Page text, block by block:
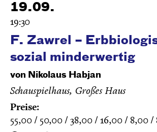
19.09.
19:30
F. Zawrel –
sozial minderwertig
von Nikolaus Habjan
Schauspielhaus, Großes Haus
Preise:
55,00
50,00 38,00 16,00 8,00